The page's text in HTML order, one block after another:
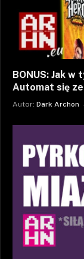
BONUS: Jak w
Automat się
Autor: Dark Archon